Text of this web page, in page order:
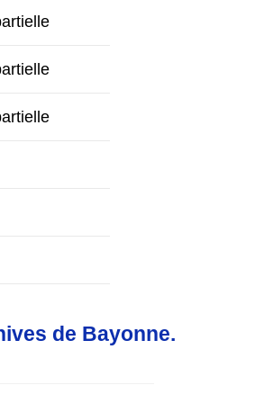
de Bayonne.